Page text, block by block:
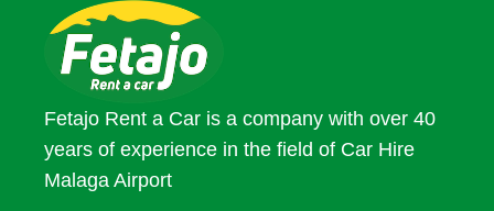
Fetajo Rent a Car is a company with over 40
years of experience in the field of Car Hire
Malaga Airport